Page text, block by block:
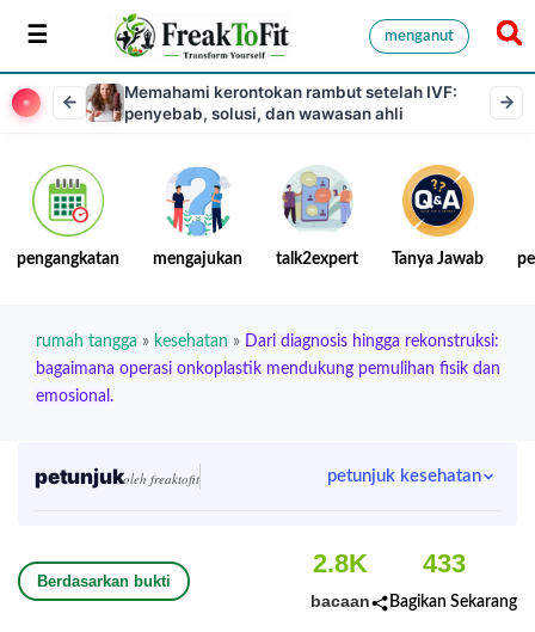
menganut
Memahami kerontokan rambut setelah IVF:
penyebab, solusi, dan wawasan ahli
pengangkatan mengajukan talk2expert Tanya Jawab
rumah tangga » kesehatan » Dari diagnosis hingga rekonstruksi:
bagaimana operasi onkoplastik mendukung pemulihan fisik dan
emosional.
petunjukoleh freaktofit petunjuk kesehatan
Berdasarkan bukti
2.8K
bacaan
433
Bagikan Sekarang